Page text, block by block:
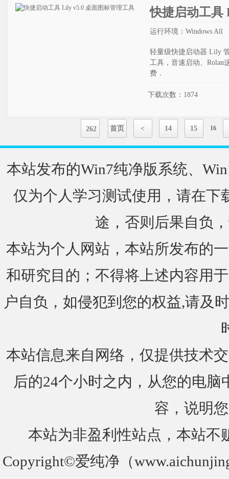
快捷启动工具
运行环境：Windows All
轻量级快捷启动器 Lily
工具，音速启动、Rolan
费．
下载次数：1874
262 首页 < 14 15 16
本站发布的Win7纯净版系统、
仅为个人学习测试使用，请在下
途，否则后果自负
本站为个人网站，本站所发布的
和研究目的；不得将上述内容用
户自负，如侵犯到您的权益,请及
本站信息来自网络，仅提供技术
后的24个小时之内，从您的电
容，说明
本站为非盈利性站点，本站不
Copyright©爱纯净（